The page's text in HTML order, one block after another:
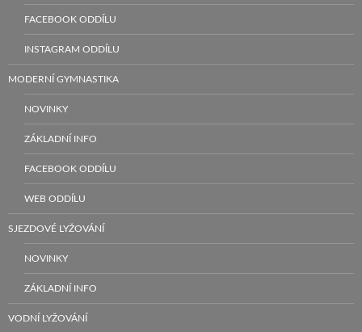
FACEBOOK ODDÍLU
INSTAGRAM ODDÍLU
MODERNÍ GYMNASTIKA
NOVINKY
ZÁKLADNÍ INFO
FACEBOOK ODDÍLU
WEB ODDÍLU
SJEZDOVÉ LYŽOVÁNÍ
NOVINKY
ZÁKLADNÍ INFO
VODNÍ LYŽOVÁNÍ